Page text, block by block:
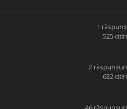
1 răspuns
525 citiri
2 răspunsuri
632 citiri